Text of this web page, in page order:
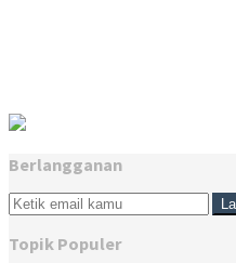
Berlangganan
Topik Populer